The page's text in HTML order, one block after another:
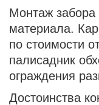
Монтаж забора
материала.
по стоимости
палисадник
ограждения
Достоинства